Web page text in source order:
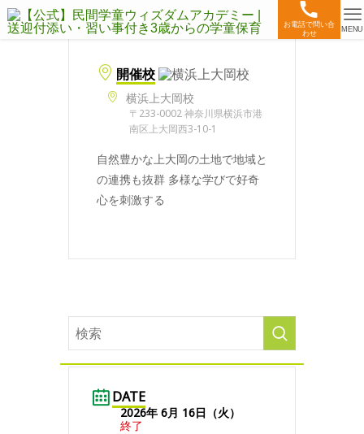
お電話で問い合
わせ
MENU
開催校
横浜上大岡校
〒233-0002 神奈川県横浜市港
南区上大岡西3-10-1
自然豊かな上大岡の土地で地域と
の連携も抜群 多様な学びで好奇
心を刺激する
DATE
2026年 6月 16日（火）
終了